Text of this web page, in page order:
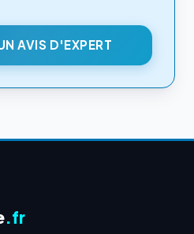
AVIS D'EXPERT
.fr